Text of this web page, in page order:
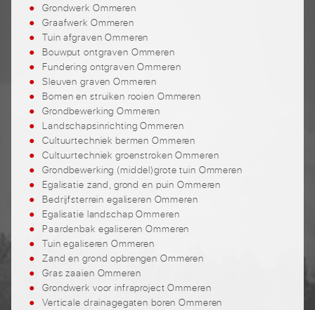
Grondwerk Ommeren
Graafwerk Ommeren
Tuin afgraven Ommeren
Bouwput ontgraven Ommeren
Fundering ontgraven Ommeren
Sleuven graven Ommeren
Bomen en struiken rooien Ommeren
Grondbewerking Ommeren
Landschapsinrichting Ommeren
Cultuurtechniek bermen Ommeren
Cultuurtechniek groenstroken Ommeren
Grondbewerking (middel)grote tuin Ommeren
Egalisatie zand, grond en puin Ommeren
Bedrijfsterrein egaliseren Ommeren
Egalisatie landschap Ommeren
Paardenbak egaliseren Ommeren
Tuin egaliseren Ommeren
Zand en grond opbrengen Ommeren
Gras zaaien Ommeren
Grondwerk voor infraproject Ommeren
Verticale drainagegaten boren Ommeren